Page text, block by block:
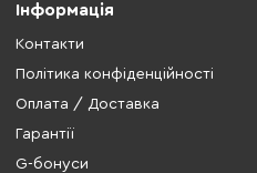
Інформація
Контакти
Політика конфіденційності
Оплата / Доставка
Гарантії
G-бонуси